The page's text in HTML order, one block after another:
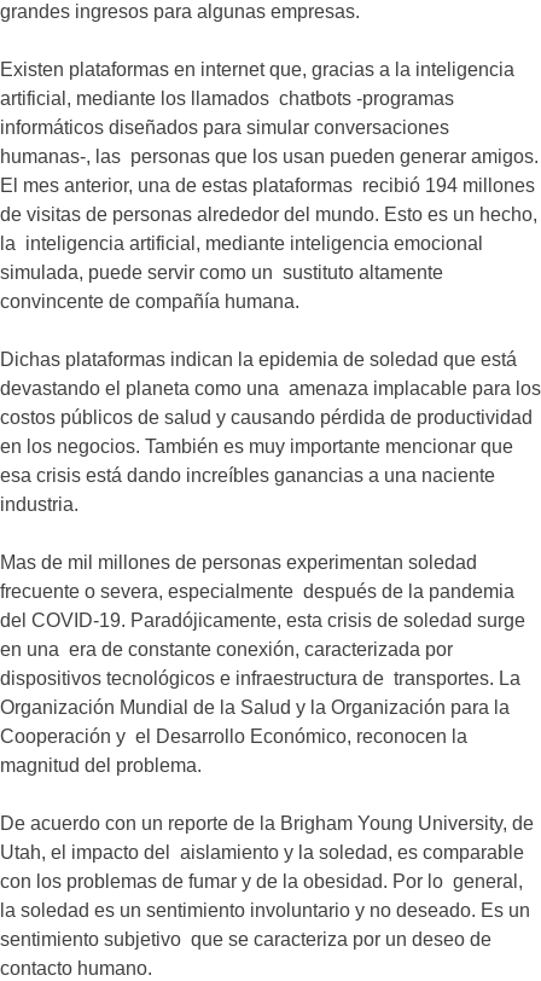
grandes ingresos para algunas empresas.
Existen plataformas en internet que, gracias a la inteligencia
artificial, mediante los llamados chatbots -programas
informáticos diseñados para simular conversaciones
humanas-, las personas que los usan pueden generar amigos.
El mes anterior, una de estas plataformas recibió 194 millones
de visitas de personas alrededor del mundo. Esto es un hecho,
la inteligencia artificial, mediante inteligencia emocional
simulada, puede servir como un sustituto altamente
convincente de compañía humana.
Dichas plataformas indican la epidemia de soledad que está
devastando el planeta como una amenaza implacable para los
costos públicos de salud y causando pérdida de productividad
en los negocios. También es muy importante mencionar que
esa crisis está dando increíbles ganancias a una naciente
industria.
Mas de mil millones de personas experimentan soledad
frecuente o severa, especialmente después de la pandemia
del COVID-19. Paradójicamente, esta crisis de soledad surge
en una era de constante conexión, caracterizada por
dispositivos tecnológicos e infraestructura de transportes. La
Organización Mundial de la Salud y la Organización para la
Cooperación y el Desarrollo Económico, reconocen la
magnitud del problema.
De acuerdo con un reporte de la Brigham Young University, de
Utah, el impacto del aislamiento y la soledad, es comparable
con los problemas de fumar y de la obesidad. Por lo general,
la soledad es un sentimiento involuntario y no deseado. Es un
sentimiento subjetivo que se caracteriza por un deseo de
contacto humano.